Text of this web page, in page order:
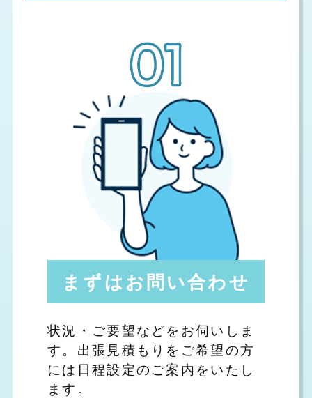
まずはお問い合わせ
状況・ご要望などをお伺いしま
す。出張見積もりをご希望の方
には日程設定のご案内をいたし
ます。